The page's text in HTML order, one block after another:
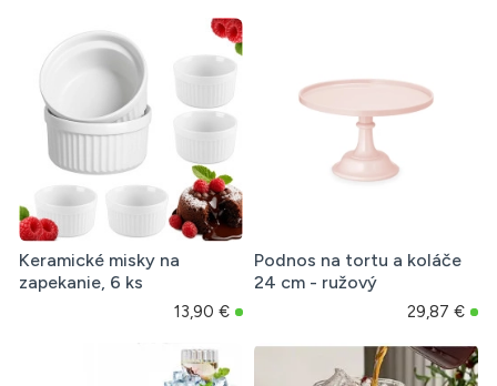
Keramické misky na
zapekanie, 6 ks
13,90 €
Podnos na tortu a koláče
24 cm - ružový
29,87 €